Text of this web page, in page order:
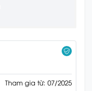
Tham gia từ: 07/2025